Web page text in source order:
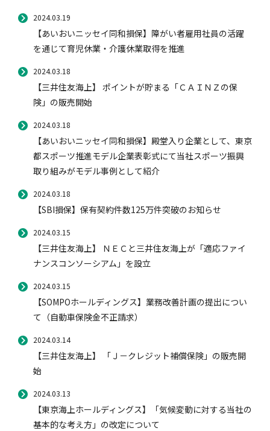
2024.03.19
【あいおいニッセイ同和損保】障がい者雇用社員の活躍
を通じて育児休業・介護休業取得を推進
2024.03.18
【三井住友海上】 ポイントが貯まる「ＣＡＩＮＺの保
険」の販売開始
2024.03.18
【あいおいニッセイ同和損保】殿堂入り企業として、東京
都スポーツ推進モデル企業表彰式にて当社スポーツ振興
取り組みがモデル事例として紹介
2024.03.18
【SBI損保】保有契約件数125万件突破のお知らせ
2024.03.15
【三井住友海上】 ＮＥＣと三井住友海上が「適応ファイ
ナンスコンソーシアム」を設立
2024.03.15
【SOMPOホールディングス】業務改善計画の提出につい
て（自動車保険金不正請求）
2024.03.14
【三井住友海上】 「Ｊ－クレジット補償保険」の販売開
始
2024.03.13
【東京海上ホールディングス】「気候変動に対する当社の
基本的な考え方」の改定について